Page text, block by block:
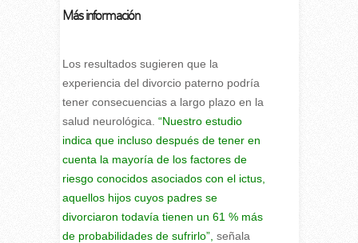
Más información
Los resultados sugieren que la
experiencia del divorcio paterno podría
tener consecuencias a largo plazo en la
salud neurológica. “Nuestro estudio
indica que incluso después de tener en
cuenta la mayoría de los factores de
riesgo conocidos asociados con el ictus,
aquellos hijos cuyos padres se
divorciaron todavía tienen un 61 % más
de probabilidades de sufrirlo”, señala